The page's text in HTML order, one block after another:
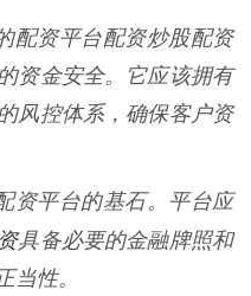
配资平台配资炒股配资
资金安全。它应该拥有
风控体系，确保客户资
资平台的基石。平台应
具备必要的金融牌照和
当性。